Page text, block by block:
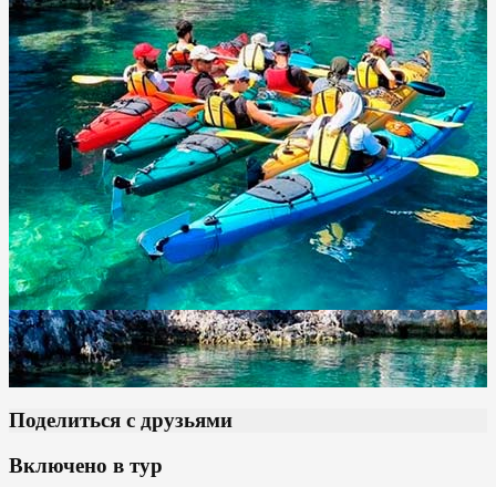
Поделиться с друзьями
Включено в тур